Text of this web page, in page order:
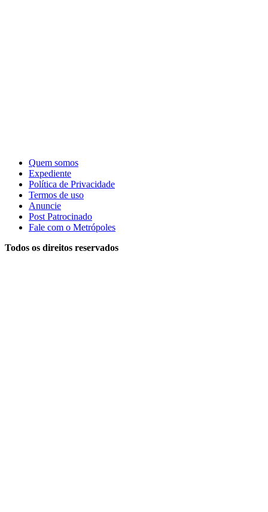
Quem somos
Expediente
Política de Privacidade
Termos de uso
Anuncie
Post Patrocinado
Fale com o Metrópoles
Todos os direitos reservados